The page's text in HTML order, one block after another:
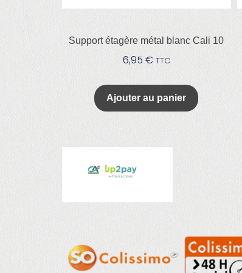
Support étagère métal blanc Cali 10
6,95 € TTC
Ajouter au panier